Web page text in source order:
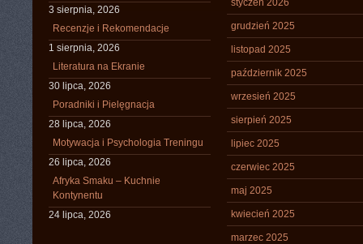
3 sierpnia, 2026
Recenzje i Rekomendacje
1 sierpnia, 2026
Literatura na Ekranie
30 lipca, 2026
Poradniki i Pielęgnacja
28 lipca, 2026
Motywacja i Psychologia Treningu
26 lipca, 2026
Afryka Smaku – Kuchnie
Kontynentu
24 lipca, 2026
styczeń 2026
grudzień 2025
listopad 2025
październik 2025
wrzesień 2025
sierpień 2025
lipiec 2025
czerwiec 2025
maj 2025
kwiecień 2025
marzec 2025